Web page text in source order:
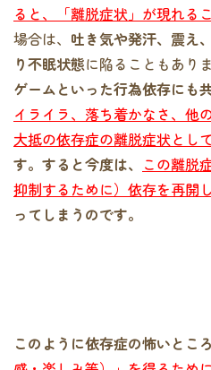
ると、「離脱症状」が現れる
場合は、 吐き気や発汗、震え
り不眠状態に陥ることもありま
ゲームといった行為依存にも
イライラ、落ち着かなさ、他
大抵の依存症の離脱症状とし
す。すると今度は、 この離脱
抑制するために）依存を再開
ってしまうのです。
このように依存症の怖いところ